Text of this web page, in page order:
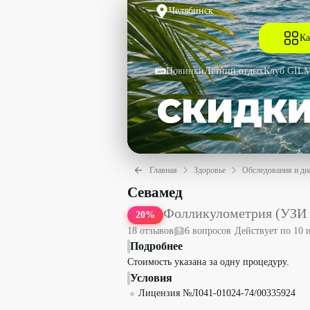
Челябинск
НовинкиЛетний отдыхКлуб
Главная Здоровье Обследования и
Фолликулометрия (УЗИ для оценки
Севамед
20% Фолликулометрия (УЗИ
18отзывов 6 вопросов ·Действует по 10
Подробнее
Стоимость указана за одну процедуру.
Условия
Лицензия №Л041-01024-74/00335924